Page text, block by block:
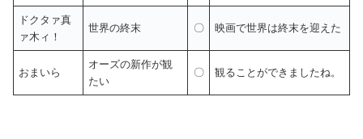
ドクタァ真
ァ木ィ！
世界の終末 〇 映画で世界は終末を迎えた
おまいら
オーズの新作が観
たい
〇 観ることができましたね。